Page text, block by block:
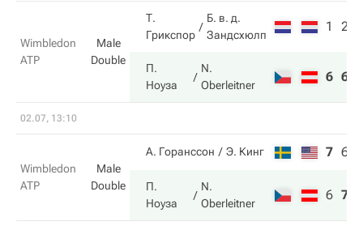
Wimbledon
ATP
Male
Double
Т.
Грикспор
Б. в. д.
Зандсхюлп
1 2
П.
Ноуза
N.
Oberleitner
6 6
02.07, 13:10
Wimbledon
ATP
Male
Double
А. Горанссон Э. Кинг 7 6
П.
Ноуза
N.
Oberleitner
6 7